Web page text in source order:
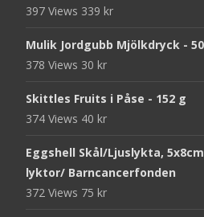
397 Views 339 kr
Mulik Jordgubb Mjölkdryck -
378 Views 30 kr
Skittles Fruits i Påse - 152 g
374 Views 40 kr
Eggshell Skål/Ljuslykta,
lyktor/ Barncancerfonden
372 Views 75 kr